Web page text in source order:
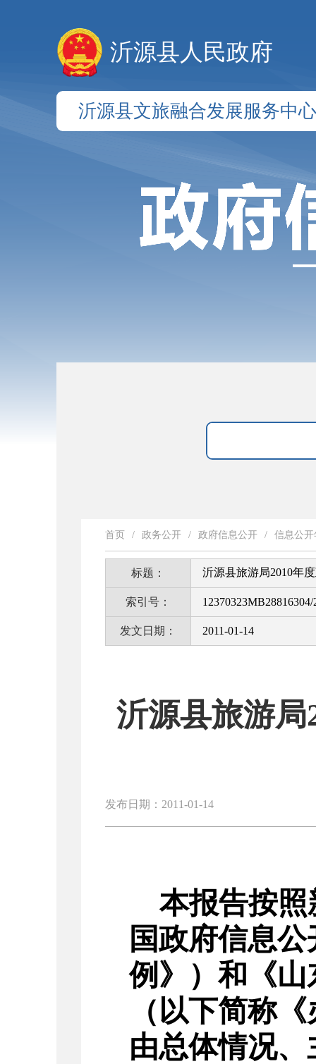
沂源县人民政府
沂源县文旅融合发展服务中心
首页 / 政务公开 / 政府信息公开 / 信息公
标题： 沂源县旅游局2010年
索引号： 12370323MB28816304/
发文日期： 2011-01-14
沂源县旅游
发布日期：2011-01-14
本报告按
国政府信息
例》）和《
（以下简称
由总体情况